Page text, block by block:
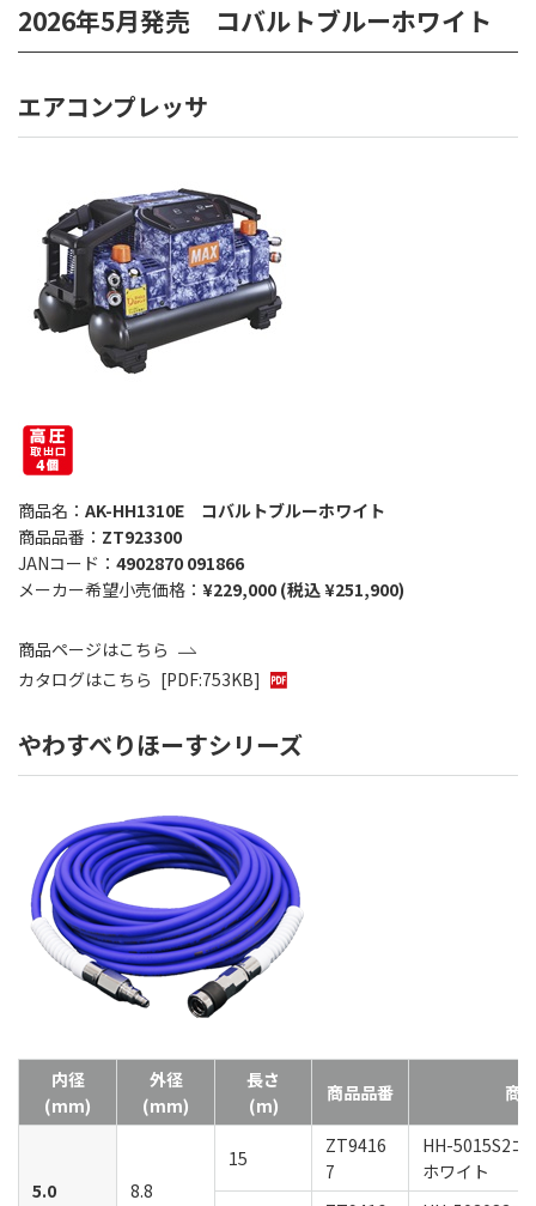
2026年5月発売 コバルトブルーホワイト
エアコンプレッサ
商品名： AK-HH1310E コバルトブルーホワイト
商品品番： ZT923300
JANコード： 4902870 091866
メーカー希望小売価格： ¥229,000 (税込 ¥251,900)
商品ページはこちら
カタログはこちら [PDF:753KB]
やわすべりほーすシリーズ
内径
(mm)
外径
(mm)
長さ
(m)
商品品番 商
5.0 8.8
15
ZT9416
7
HH-5015S2コ
ホワイト